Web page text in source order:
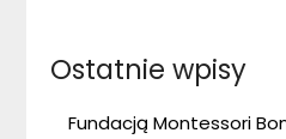
Ostatnie wpisy
Fundacją Montessori